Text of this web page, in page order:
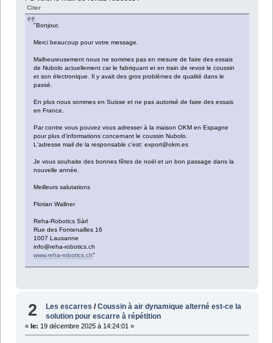
Citer
"Bonjour,
Merci beaucoup pour votre message.
Malheureusement nous ne sommes pas en mesure de faire des essais
de Nubolo actuellement car le fabriquant et en train de revoir le coussin
et son électronique. Il y avait des gros problèmes de qualité dans le
passé.
En plus nous sommes en Suisse et ne pas autorisé de faire des essais
en France.
Par contre vous pouvez vous adresser à la maison OKM en Espagne
pour plus d'informations concernant le coussin Nubolo.
L'adresse mail de la responsable c'est: export@okm.es
Je vous souhaite des bonnes fêtes de noël et un bon passage dans la
nouvelle année.
Meilleurs salutations
Florian Wallner
Reha-Robotics Sàrl
Rue des Fontenailles 16
1007 Lausanne
info@reha-robotics.ch
www.reha-robotics.ch"
2 Les escarres /Coussin à air dynamique alterné est-ce la
solution pour escarre à répétition
« le: 19 décembre 2025 à 14:24:01 »